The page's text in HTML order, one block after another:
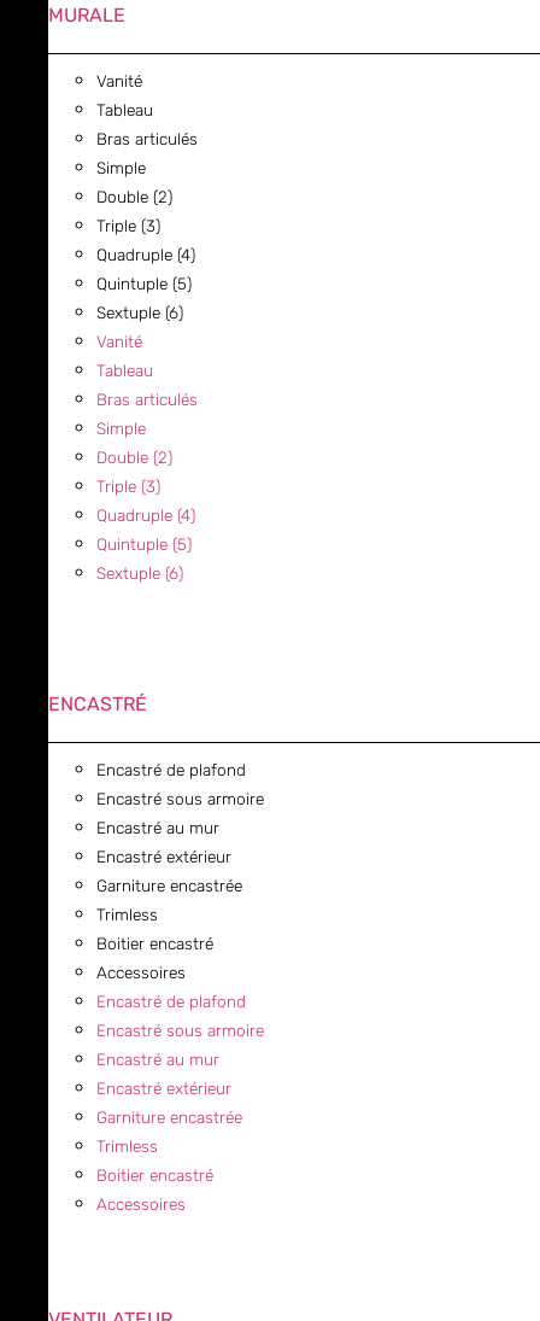
MURALE
Vanité
Tableau
Bras articulés
Simple
Double (2)
Triple (3)
Quadruple (4)
Quintuple (5)
Sextuple (6)
Vanité
Tableau
Bras articulés
Simple
Double (2)
Triple (3)
Quadruple (4)
Quintuple (5)
Sextuple (6)
ENCASTRÉ
Encastré de plafond
Encastré sous armoire
Encastré au mur
Encastré extérieur
Garniture encastrée
Trimless
Boitier encastré
Accessoires
Encastré de plafond
Encastré sous armoire
Encastré au mur
Encastré extérieur
Garniture encastrée
Trimless
Boitier encastré
Accessoires